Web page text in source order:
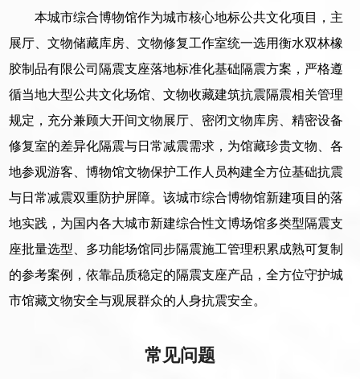
本城市综合博物馆作为城市核心地标公共文化项目，主
展厅、文物储藏库房、文物修复工作室统一选用衡水双林橡
胶制品有限公司隔震支座落地标准化基础隔震方案，严格遵
循当地大型公共文化场馆、文物收藏建筑抗震隔震相关管理
规定，充分兼顾大开间文物展厅、密闭文物库房、精密设备
修复室的差异化隔震与日常减震需求，为馆藏珍贵文物、各
地参观游客、博物馆文物保护工作人员构建全方位基础抗震
与日常减震双重防护屏障。该城市综合博物馆新建项目的落
地实践，为国内各大城市新建综合性文博场馆多类型隔震支
座批量选型、多功能场馆同步隔震施工管理积累成熟可复制
的参考案例，依靠品质稳定的隔震支座产品，全方位守护城
市馆藏文物安全与观展群众的人身抗震安全。
常见问题